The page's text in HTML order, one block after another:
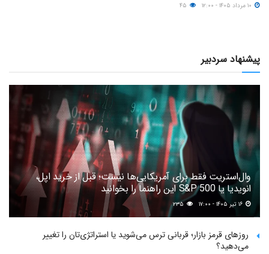
پیشنهاد سردبیر
وال‌استریت فقط برای آمریکایی‌ها نیست؛ قبل از خرید اپل،
انویدیا یا S&P 500 این راهنما را بخوانید
۲۳۵
روزهای قرمز بازار؛ قربانی ترس می‌شوید یا استراتژی‌تان را تغییر
می‌دهید؟